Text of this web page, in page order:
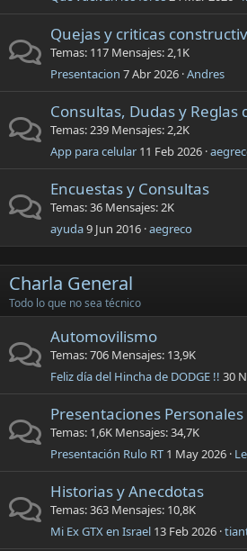
Quejas y criticas
Temas 117 Mensajes 2,1K
Presentacion 7 Abr 2026 Andres
Consultas, Dudas y Reglas
Temas 239 Mensajes 2,2K
App para celular 11 Feb 2026
Encuestas y Consultas
Temas 36 Mensajes 2K
ayuda9 Jun 2016 aegreco
Charla General
Todo lo que no sea técnico
Automovilismo
Temas 706 Mensajes 13,9K
Feliz día del Hincha de DODGE !! 30
Presentaciones Personales
Temas 1,6K Mensajes 34,7K
Presentación Rulo RT 1 May 2026
Historias y Anecdotas
Temas 363 Mensajes 10,8K
Mi Ex GTX en Israel 13 Feb 2026